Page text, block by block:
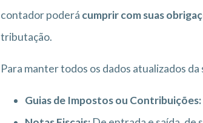
contador poderá cumprir com suas
tributação.
Para manter todos os dados atualizados
Guias de Impostos ou Contribuições: